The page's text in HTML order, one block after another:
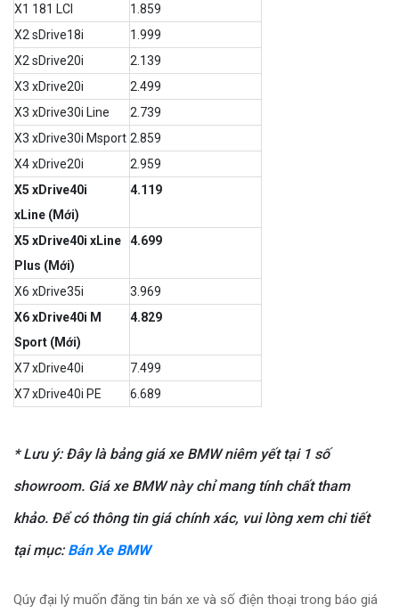
X1 181 LCI
1.859
X2 sDrive18i
1.999
X2 sDrive20i
2.139
X3 xDrive20i
2.499
X3 xDrive30i Line
2.739
X3 xDrive30i Msport 2.859
X4 xDrive20i
2.959
X5 xDrive40i
xLine (Mới)
4.119
X5 xDrive40i xLine
Plus (Mới)
4.699
X6 xDrive35i
3.969
X6 xDrive40i M
Sport (Mới)
4.829
X7 xDrive40i
7.499
X7 xDrive40i PE
6.689
* Lưu ý: Đây là bảng giá xe BMW niêm yết tại 1 số
showroom. Giá xe BMW này chỉ mang tính chất tham
khảo. Để có thông tin giá chính xác, vui lòng xem chi tiết
tại mục: Bán Xe BMW
Qúy đại lý muốn đăng tin bán xe và số điện thoại trong báo giá